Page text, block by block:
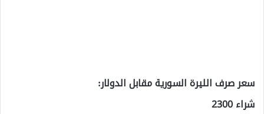
سعر صرف الليرة السورية مقابل الدولار:
شراء 2300